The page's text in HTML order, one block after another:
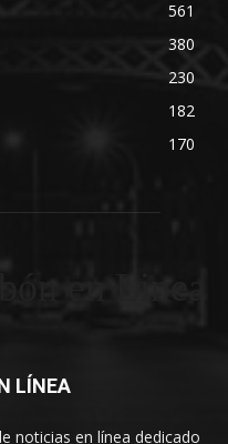
561
380
230
182
170
LÍNEA
noticias en línea dedicado